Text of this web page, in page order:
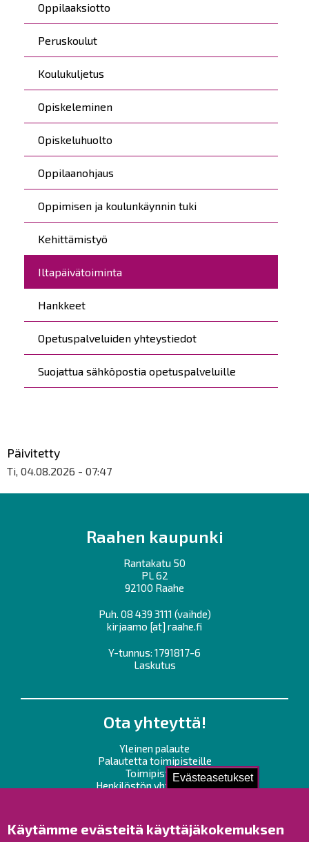
Evästeasetukset
Käytämme evästeitä käyttäjäkokemuksen
Oppilaaksiotto
Peruskoulut
Koulukuljetus
Opiskeleminen
Opiskeluhuolto
Oppilaanohjaus
Oppimisen ja koulunkäynnin tuki
Kehittämistyö
Iltapäivätoiminta
Hankkeet
Opetuspalveluiden yhteystiedot
Suojattua sähköpostia opetuspalveluille
Päivitetty
Ti, 04.08.2026 - 07:47
Raahen kaupunki
Rantakatu 50
PL 62
92100 Raahe
Puh. 08 439 3111 (vaihde)
kirjaamo [at] raahe.fi
Y-tunnus: 1791817-6
Laskutus
Ota yhteyttä!
Yleinen palaute
Palautetta toimipisteille
Toimipisteet
Henkilöstön yhteystiedot
Raahe Facebookissa